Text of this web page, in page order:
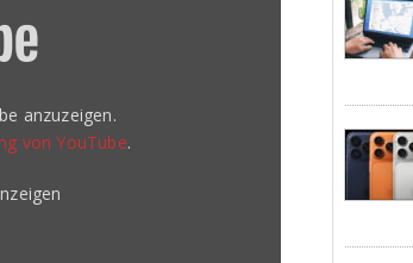
anzuzeigen.
von YouTube.